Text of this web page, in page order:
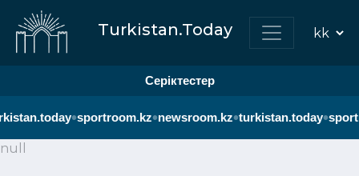
Turkistan.Today
Серіктестер
•sportroom.kz•newsroom.kz•turkistan.today•
null